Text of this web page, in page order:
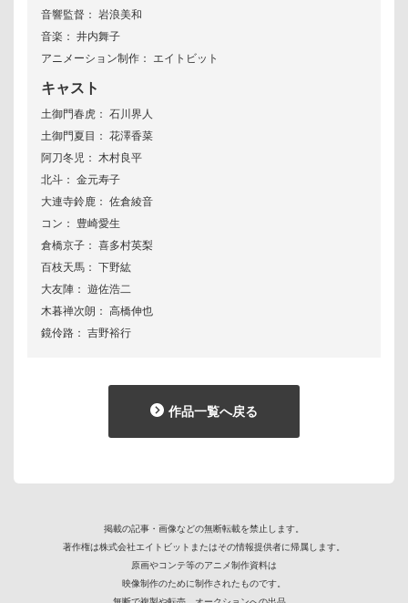
音響監督： 岩浪美和
音楽： 井内舞子
アニメーション制作： エイトビット
キャスト
土御門春虎： 石川界人
土御門夏目： 花澤香菜
阿刀冬児： 木村良平
北斗： 金元寿子
大連寺鈴鹿： 佐倉綾音
コン： 豊崎愛生
倉橋京子： 喜多村英梨
百枝天馬： 下野紘
大友陣： 遊佐浩二
木暮禅次朗： 高橋伸也
鏡伶路： 吉野裕行
作品一覧へ戻る
掲載の記事・画像などの無断転載を禁止します。
著作権は株式会社エイトビットまたはその情報提供者に帰属します。
原画やコンテ等のアニメ制作資料は
映像制作のために制作されたものです。